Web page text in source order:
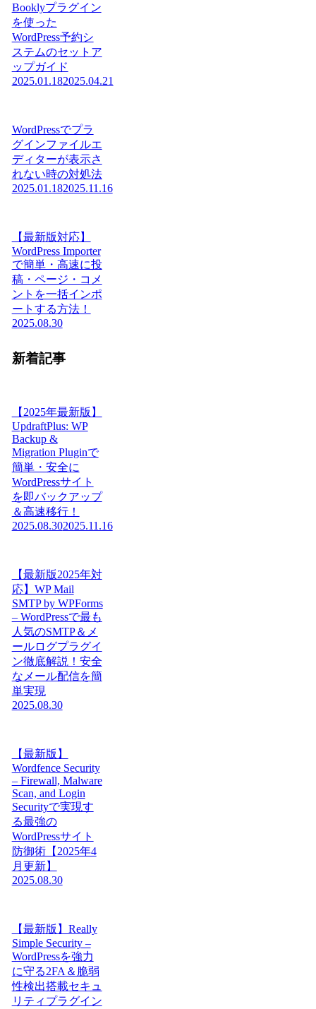
Booklyプラグイン
を使った
WordPress予約シ
ステムのセットア
ップガイド
2025.01.182025.04.21
WordPressでプラ
グインファイルエ
ディターが表示さ
れない時の対処法
2025.01.182025.11.16
【最新版対応】
WordPress Importer
で簡単・高速に投
稿・ページ・コメ
ントを一括インポ
ートする方法！
2025.08.30
新着記事
【2025年最新版】
UpdraftPlus: WP
Backup &
Migration Pluginで
簡単・安全に
WordPressサイト
を即バックアップ
＆高速移行！
2025.08.302025.11.16
【最新版2025年対
応】WP Mail
SMTP by WPForms
– WordPressで最も
人気のSMTP＆メ
ールログプラグイ
ン徹底解説！安全
なメール配信を簡
単実現
2025.08.30
【最新版】
Wordfence Security
– Firewall, Malware
Scan, and Login
Securityで実現す
る最強の
WordPressサイト
防御術【2025年4
月更新】
2025.08.30
【最新版】Really
Simple Security –
WordPressを強力
に守る2FA＆脆弱
性検出搭載セキュ
リティプラグイン